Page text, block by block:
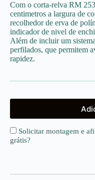
Com o corta-relva RM
centimetros a largura de
recolhedor de erva de
indicador de nivel de
Além de incluir um
perfilados, que permitem
rapidez.
Solicitar montagem e
grátis?